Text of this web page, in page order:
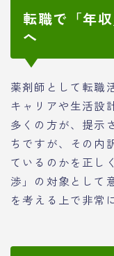
転職で「年
へ
薬剤師として転職
キャリアや生活設
多くの方が、提示
ちですが、その内
ているのかを正し
渉」の対象として
を考える上で非常